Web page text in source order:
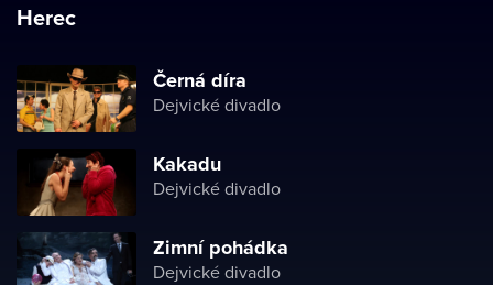
Herec
Černá díra
Dejvické divadlo
Kakadu
Dejvické divadlo
Zimní pohádka
Dejvické divadlo